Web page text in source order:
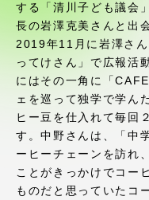
する「清川子ども議会
長の岩澤克美さんと出
2019年11月に岩澤さ
ってけさん」で広報活
にはその一角に「
ェを巡って独学で学ん
ヒー豆を仕入れて毎回
す。中野さんは、「中
ーヒーチェーンを訪れ
ことがきっかけでコー
ものだと思っていたコ
各種情報・お問い合わ
アクセス情報